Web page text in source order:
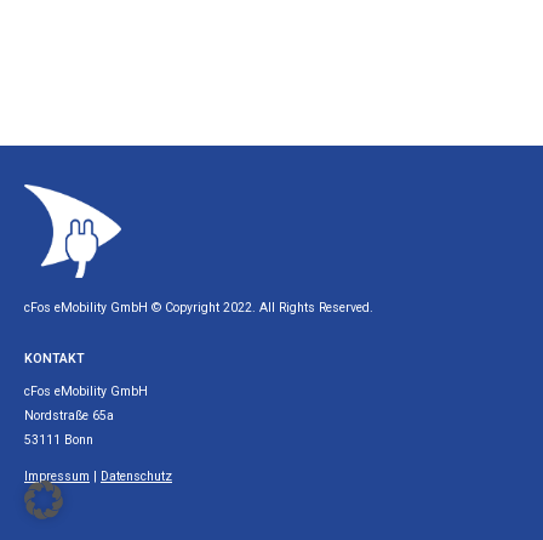
cFos eMobility GmbH © Copyright 2022. All Rights Reserved.
KONTAKT
cFos eMobility GmbH
Nordstraße 65a
53111 Bonn
Impressum | Datenschutz